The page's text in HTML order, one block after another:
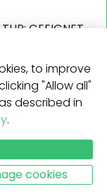
GEEIGNET
to improve
"Allow all"
described in
.
cookies